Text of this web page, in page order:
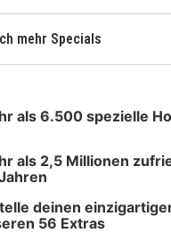
mehr Specials
als 6.500 spezielle
als 2,5 Millionen
deinen
56 Extras